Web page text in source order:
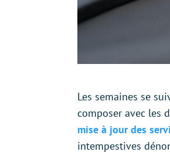
Les semaines se
composer avec les
mise à jour des
intempestives